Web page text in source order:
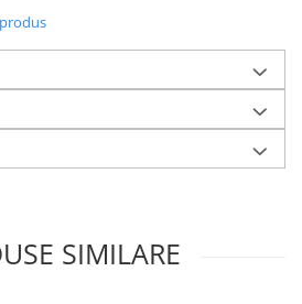
compacte
SIMILARE